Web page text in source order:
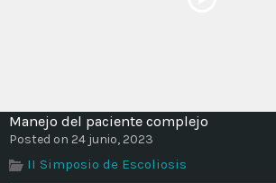
Manejo del paciente complejo
Posted on 24 junio, 2023
II Simposio de Escoliosis